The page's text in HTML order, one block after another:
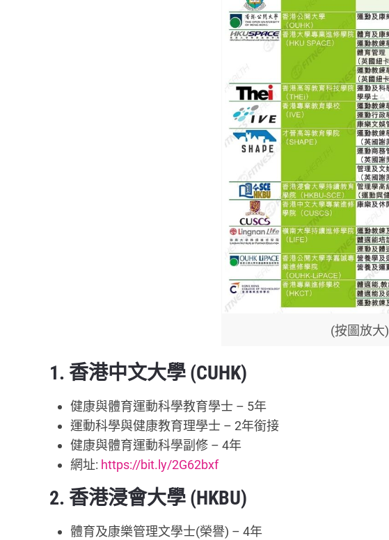
(按圖放大)
1. 香港中文大學 (CUHK)
健康與體育運動科學教育學士 – 5年
運動科學與健康教育理學士 – 2年銜接
健康與體育運動科學副修 – 4年
網址: https://bit.ly/2G62bxf
2. 香港浸會大學 (HKBU)
體育及康樂管理文學士(榮譽) – 4年